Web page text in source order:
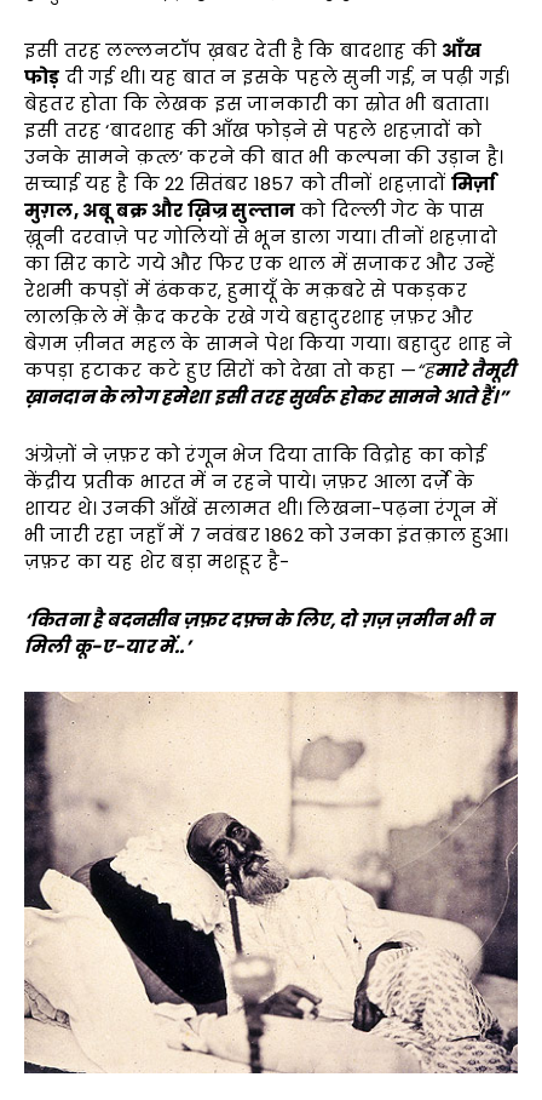
इसी तरह लल्लनटॉप ख़बर देती है कि बादशाह की आँख
फोड़ दी गई थी। यह बात न इसके पहले सुनी गई, न पढ़ी गई।
बेहतर होता कि लेखक इस जानकारी का स्रोत भी बताता।
इसी तरह ‘बादशाह की आँख फोड़ने से पहले शहज़ादों को
उनके सामने क़त्ल’ करने की बात भी कल्पना की उड़ान है।
सच्चाई यह है कि 22 सितंबर 1857 को तीनों शहज़ादों मिर्ज़ा
मुग़ल, अबू बक्र और ख़िज्र सुल्तानको दिल्ली गेट के पास
ख़ूनी दरवाज़े पर गोलियों से भून डाला गया। तीनों शहज़ादो
का सिर काटे गये और फिर एक थाल में सजाकर और उन्हें
रेशमी कपड़ों में ढंककर, हुमायूँ के मक़बरे से पकड़कर
लालक़िले में क़ैद करके रखे गये बहादुरशाह ज़फ़र और
बेग़म ज़ीनत महल के सामने पेश किया गया। बहादुर शाह ने
कपड़ा हटाकर कटे हुए सिरों को देखा तो कहा —“हमारे तैमूरी
ख़ानदान के लोग हमेशा इसी तरह सुर्खरू होकर सामने आते हैं।”
अंग्रेज़ों ने ज़फ़र को रंगून भेज दिया ताकि विद्रोह का कोई
केंद्रीय प्रतीक भारत में न रहने पाये। ज़फ़र आला दर्ज़े के
शायर थे। उनकी आँखें सलामत थी। लिखना-पढ़ना रंगून में
भी जारी रहा जहाँ में 7 नवंबर 1862 को उनका इंतक़ाल हुआ।
ज़फ़र का यह शेर बड़ा मशहूर है-
‘कितना है बदनसीब ज़फ़र दफ़्न के लिए, दो ग़ज़ ज़मीन भी न
मिली कू-ए-यार में..’